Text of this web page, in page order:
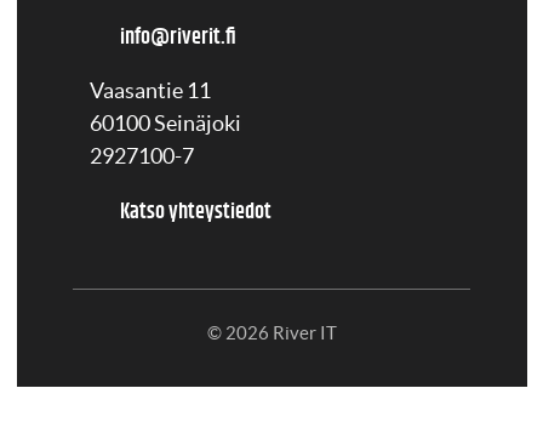
info@riverit.fi
Vaasantie 11
60100 Seinäjoki
2927100-7
Katso yhteystiedot
© 2026 River IT